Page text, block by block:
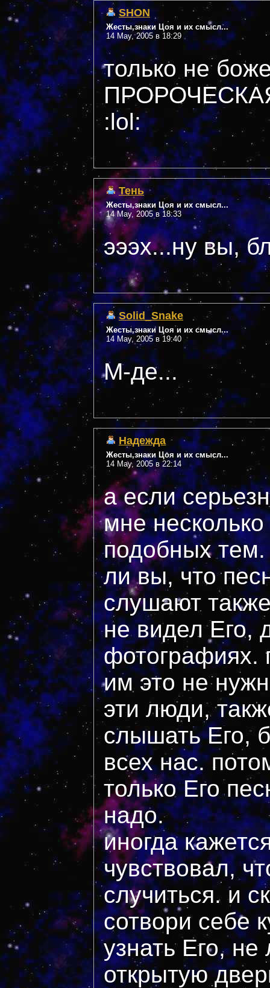
SHON
Жесты,знаки Цоя и их смысл...
14 May, 2005 в 18:29
только не
:lol:
Тень
Жесты,знаки Цоя и их смысл...
14 May, 2005 в 18:33
эээх...ну вы,
Solid_Snake
Жесты,знаки Цоя и их смысл...
14 May, 2005 в 19:40
М-де...
Надежда
Жесты,знаки Цоя и их смысл...
14 May, 2005 в 22:14
а если
мне
подобных
ли вы, что
слушают
не видел Его,
фотографиях.
им это не
эти люди,
слышать Его,
всех нас.
только Его
надо.
иногда
чувствовал,
случиться. и
сотвори себе
узнать Его,
открытую